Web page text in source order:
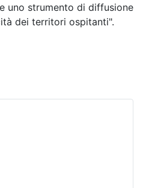
uno strumento di diffusione
dei territori ospitanti".